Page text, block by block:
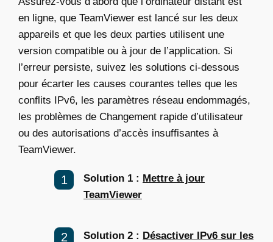
en ligne, que TeamViewer est lancé sur les deux
appareils et que les deux parties utilisent une
version compatible ou à jour de l’application. Si
l’erreur persiste, suivez les solutions ci-dessous
pour écarter les causes courantes telles que les
conflits IPv6, les paramètres réseau endommagés,
les problèmes de Changement rapide d’utilisateur
ou des autorisations d’accès insuffisantes à
TeamViewer.
Solution 1 : Mettre à jour
TeamViewer
Solution 2 : Désactiver IPv6 sur les